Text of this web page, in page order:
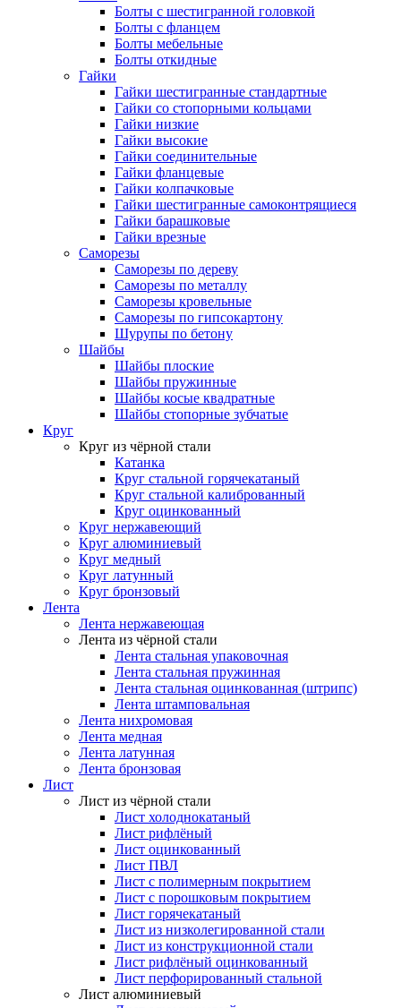
Болты с шестигранной головкой
Болты с фланцем
Болты мебельные
Болты откидные
Гайки
Гайки шестигранные стандартные
Гайки со стопорными кольцами
Гайки низкие
Гайки высокие
Гайки соединительные
Гайки фланцевые
Гайки колпачковые
Гайки шестигранные самоконтрящиеся
Гайки барашковые
Гайки врезные
Саморезы
Саморезы по дереву
Саморезы по металлу
Саморезы кровельные
Саморезы по гипсокартону
Шурупы по бетону
Шайбы
Шайбы плоские
Шайбы пружинные
Шайбы косые квадратные
Шайбы стопорные зубчатые
Круг
Круг из чёрной стали
Катанка
Круг стальной горячекатаный
Круг стальной калиброванный
Круг оцинкованный
Круг нержавеющий
Круг алюминиевый
Круг медный
Круг латунный
Круг бронзовый
Лента
Лента нержавеющая
Лента из чёрной стали
Лента стальная упаковочная
Лента стальная пружинная
Лента стальная оцинкованная (штрипс)
Лента штамповальная
Лента нихромовая
Лента медная
Лента латунная
Лента бронзовая
Лист
Лист из чёрной стали
Лист холоднокатаный
Лист рифлёный
Лист оцинкованный
Лист ПВЛ
Лист с полимерным покрытием
Лист с порошковым покрытием
Лист горячекатаный
Лист из низколегированной стали
Лист из конструкционной стали
Лист рифлёный оцинкованный
Лист перфорированный стальной
Лист алюминиевый